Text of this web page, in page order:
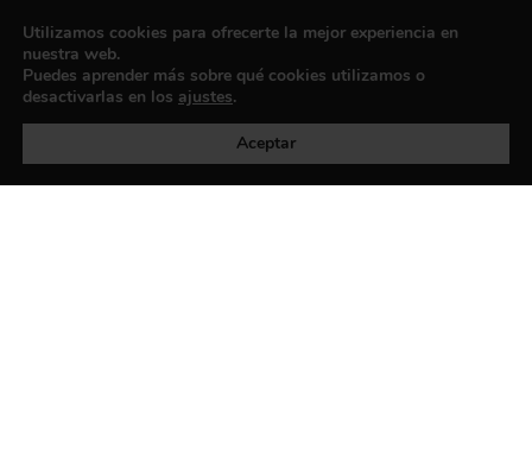
Política de privacidad
Utilizamos cookies para ofrecerte la mejor experiencia en
nuestra web.
Puedes aprender más sobre qué cookies utilizamos o
desactivarlas en los ajustes.
Aceptar